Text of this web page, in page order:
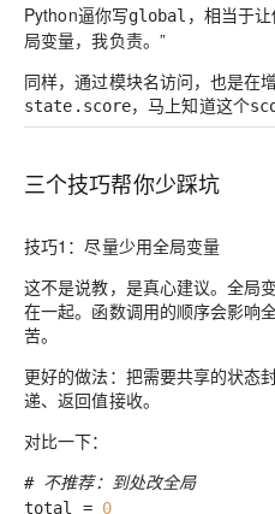
Python逼你写global ，相当于
局变量，我负责。”
同样，通过模块名访问，也是在
state.score，马上知道这个
三个技巧帮你少踩坑
技巧1：尽量少用全局变量
这不是说教，是真心建议。全局
在一起。函数调用的顺序会影响
苦。
更好的做法：把需要共享的状态
递、返回值接收。
对比一下：
# 不推荐：到处改全局
total = 0